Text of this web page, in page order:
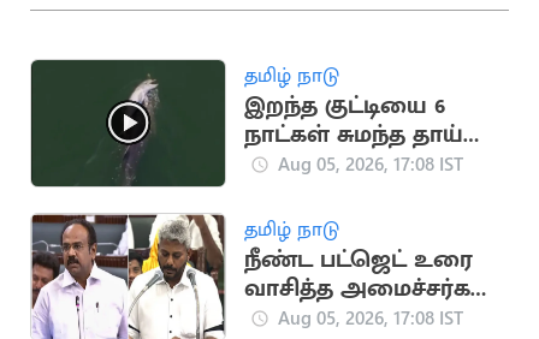
தமிழ் நாடு
இறந்த குட்டியை 6
நாட்கள் சுமந்த தாய்
டால்பின் (வைரல்
Aug 05, 2026, 17:08 IST
தமிழ் நாடு
நீண்ட பட்ஜெட் உரை
வாசித்த அமைச்சர்கள்
பட்டியலில் மரிய
Aug 05, 2026, 17:08 IST